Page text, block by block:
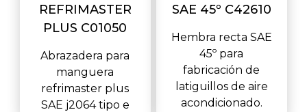
REFRIMASTER
PLUS C01050
Abrazadera para
manguera
refrimaster plus
SAE j2064 tipo e
SAE 45º C42610
Hembra recta SAE
45º para
fabricación de
latiguillos de aire
acondicionado.